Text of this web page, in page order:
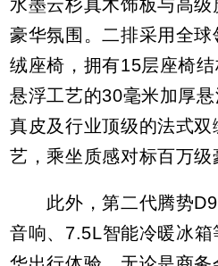
水墨云杉真木饰板与高
豪华氛围。二排采用全
绒座椅，拥有15层座椅
悬浮工艺的30毫米加厚
真皮及行业顶级的法式
艺，乘坐质感对标百万级
此外，第二代腾势D9
音响、7.5L智能冷暖冰